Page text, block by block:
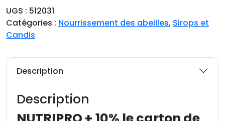
n
t
i
t
UGS : 512031
Catégories : Nourrissement des abeilles, Sirops et
Candis
Description
Description